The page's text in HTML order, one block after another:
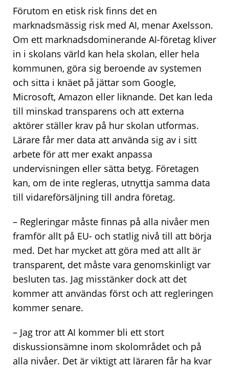
Förutom en etisk risk finns det en
marknadsmässig risk med AI, menar Axelsson.
Om ett marknadsdominerande AI-företag kliver
in i skolans värld kan hela skolan, eller hela
kommunen, göra sig beroende av systemen
och sitta i knäet på jättar som Google,
Microsoft, Amazon eller liknande. Det kan leda
till minskad transparens och att externa
aktörer ställer krav på hur skolan utformas.
Lärare får mer data att använda sig av i sitt
arbete för att mer exakt anpassa
undervisningen eller sätta betyg. Företagen
kan, om de inte regleras, utnyttja samma data
till vidareförsäljning till andra företag.
– Regleringar måste finnas på alla nivåer men
framför allt på EU- och statlig nivå till att börja
med. Det har mycket att göra med att allt är
transparent, det måste vara genomskinligt var
besluten tas. Jag misstänker dock att det
kommer att användas först och att regleringen
kommer senare.
– Jag tror att AI kommer bli ett stort
diskussionsämne inom skolområdet och på
alla nivåer. Det är viktigt att läraren får ha kvar